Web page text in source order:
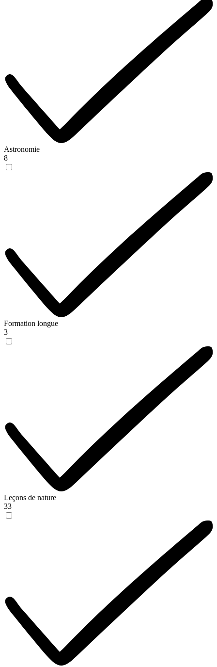
Astronomie
8
Formation longue
3
Leçons de nature
33